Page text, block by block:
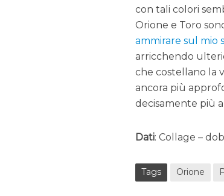
con tali colori
Orione e Toro
ammirare sul mio
arricchendo
che costellano la
ancora più
decisamente più
Dati: Collage –
Tags Orione